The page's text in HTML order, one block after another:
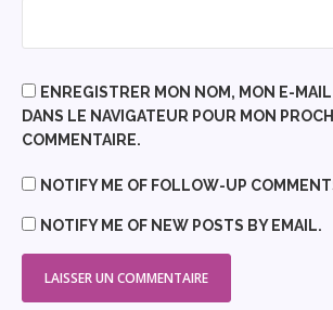
ENREGISTRER MON NOM, MON E-
DANS LE NAVIGATEUR POUR MON
COMMENTAIRE.
NOTIFY ME OF FOLLOW-UP
NOTIFY ME OF NEW POSTS BY EMAIL.